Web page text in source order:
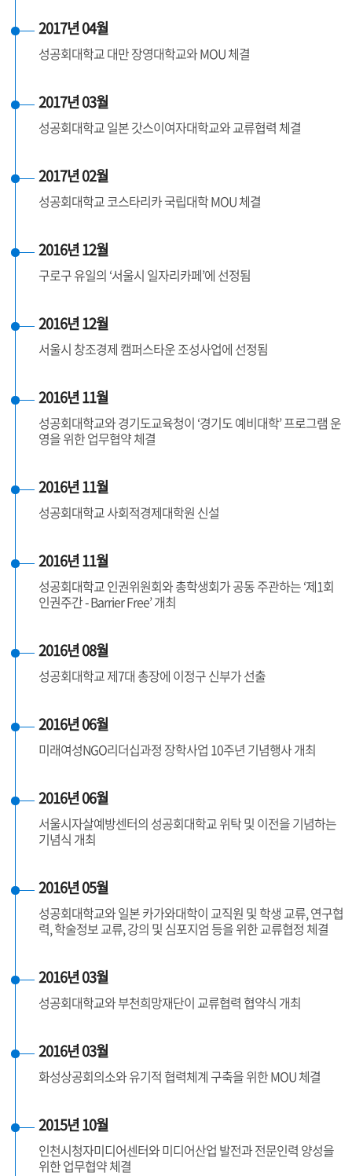
2017년 04월
성공회대학교 대만 장영대학교와 MOU 체결
2017년 03월
성공회대학교 일본 갓스이여자대학교와 교류협력 체결
2017년 02월
성공회대학교 코스타리카 국립대학 MOU 체결
2016년 12월
구로구 유일의 ‘서울시 일자리카페’에 선정됨
2016년 12월
서울시 창조경제 캠퍼스타운 조성사업에 선정됨
2016년 11월
성공회대학교와 경기도교육청이 ‘경기도 예비대학’ 프로그램 운
영을 위한 업무협약 체결
2016년 11월
성공회대학교 사회적경제대학원 신설
2016년 11월
성공회대학교 인권위원회와 총학생회가 공동 주관하는 ‘제1회
인권주간 - Barrier Free’ 개최
2016년 08월
성공회대학교 제7대 총장에 이정구 신부가 선출
2016년 06월
미래여성NGO리더십과정 장학사업 10주년 기념행사 개최
2016년 06월
서울시자살예방센터의 성공회대학교 위탁 및 이전을 기념하는
기념식 개최
2016년 05월
성공회대학교와 일본 카가와대학이 교직원 및 학생 교류, 연구협
력, 학술정보 교류, 강의 및 심포지엄 등을 위한 교류협정 체결
2016년 03월
성공회대학교와 부천희망재단이 교류협력 협약식 개최
2016년 03월
화성상공회의소와 유기적 협력체계 구축을 위한 MOU 체결
2015년 10월
인천시청자미디어센터와 미디어산업 발전과 전문인력 양성을
위한 업무협약 체결